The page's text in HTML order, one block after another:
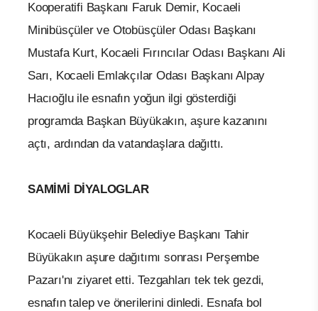
Kooperatifi Başkanı Faruk Demir, Kocaeli
Minibüsçüler ve Otobüsçüler Odası Başkanı
Mustafa Kurt, Kocaeli Fırıncılar Odası Başkanı Ali
Sarı, Kocaeli Emlakçılar Odası Başkanı Alpay
Hacıoğlu ile esnafın yoğun ilgi gösterdiği
programda Başkan Büyükakın, aşure kazanını
açtı, ardından da vatandaşlara dağıttı.
SAMİMİ DİYALOGLAR
Kocaeli Büyükşehir Belediye Başkanı Tahir
Büyükakın aşure dağıtımı sonrası Perşembe
Pazarı'nı ziyaret etti. Tezgahları tek tek gezdi,
esnafın talep ve önerilerini dinledi. Esnafa bol